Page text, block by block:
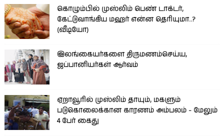
கொழும்பில் முஸ்லிம் பெண் டாக்டர்,
கேட்டுவாங்கிய மஹர் என்ன தெரியுமா..?
(வீடியோ)
இலங்கையர்களை திருமணம்செய்ய,
ஜப்பானியர்கள் ஆர்வம்
ஏறாவூரில் முஸ்லிம் தாயும், மகளும்
படுகொலைக்கான காரணம் அம்பலம் - மேலும்
4 பேர் கைது